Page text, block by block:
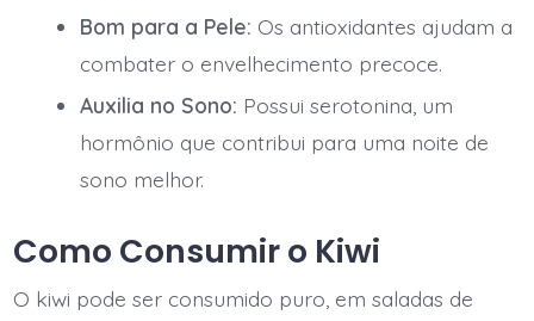
Bom para a Pele: Os antioxidantes ajudam a
combater o envelhecimento precoce.
Auxilia no Sono: Possui serotonina, um
hormônio que contribui para uma noite de
sono melhor.
Como Consumir o Kiwi
O kiwi pode ser consumido puro, em saladas de